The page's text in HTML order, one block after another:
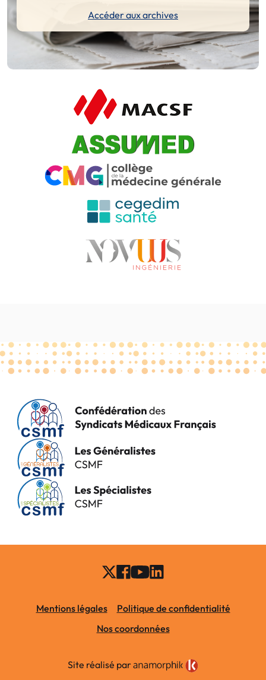
Accéder aux archives
Mentions légales
Politique de confidentialité
Nos coordonnées
Site réalisé par